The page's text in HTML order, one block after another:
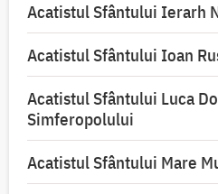
Acatistul Sfântului Ierarh
Acatistul Sfântului Ioan
Acatistul Sfântului Luca
Simferopolului
Acatistul Sfântului Mare